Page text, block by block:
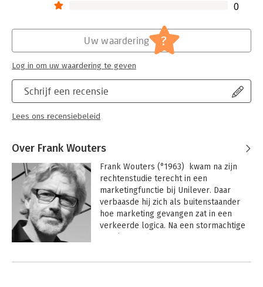
0
Schrijf een recensie
Lees ons recensiebeleid
Uw waardering ?
Log in om uw waardering te geven
Over Frank Wouters
Frank Wouters (°1963)  kwam na zijn
rechtenstudie terecht in een
marketingfunctie bij Unilever. Daar
verbaasde hij zich als buitenstaander
hoe marketing gevangen zat in een
verkeerde logica. Na een stormachtige
de businessnovel 'De bedrijfsnar'. Het
Andere boeken door Frank Wouters